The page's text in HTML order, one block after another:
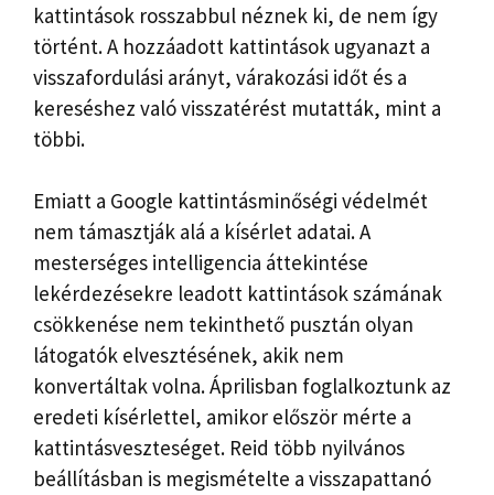
kattintások rosszabbul néznek ki, de nem így
történt. A hozzáadott kattintások ugyanazt a
visszafordulási arányt, várakozási időt és a
kereséshez való visszatérést mutatták, mint a
többi.
Emiatt a Google kattintásminőségi védelmét
nem támasztják alá a kísérlet adatai. A
mesterséges intelligencia áttekintése
lekérdezésekre leadott kattintások számának
csökkenése nem tekinthető pusztán olyan
látogatók elvesztésének, akik nem
konvertáltak volna. Áprilisban foglalkoztunk az
eredeti kísérlettel, amikor először mérte a
kattintásveszteséget. Reid több nyilvános
beállításban is megismételte a visszapattanó